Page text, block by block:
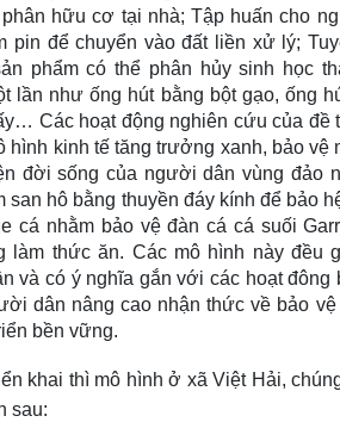
phân hữu cơ tại nhà; Tập huấn cho
pin để chuyển vào đất liền xử lý;
phẩm có thể phân hủy sinh học
lần như ống hút bằng bột gạo, ống
Các hoạt động nghiên cứu của đề
hình kinh tế tăng trưởng xanh, bảo vệ
đời sống của người dân vùng đảo
san hô bằng thuyền đáy kính để bảo
cá nhằm bảo vệ đàn cá cá suối
làm thức ăn. Các mô hình này đều
và có ý nghĩa gắn với các hoạt đông
dân nâng cao nhận thức về bảo
bền vững.
khai thì mô hình ở xã Việt Hải,
sau: